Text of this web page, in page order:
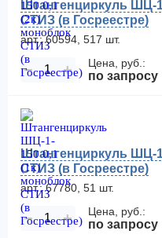
Штангенциркуль ШЦ-
СТИЗ (в Госреестре)
арт.: 60594, 517 шт.
− + Цена, руб.:
по запросу
Штангенциркуль ШЦ-
СТИЗ (в Госреестре)
арт.: 67780, 51 шт.
− + Цена, руб.:
по запросу